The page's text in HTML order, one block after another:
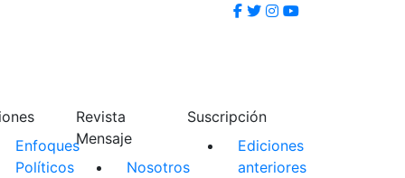
Enfoques
Políticos
Revista
Mensaje
Nosotros
Suscripción
Ediciones
anteriores